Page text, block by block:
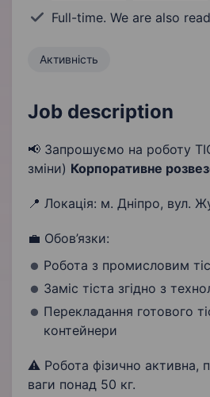
Full-time. We are also
Активність
Job description
📢 Запрошуємо на роботу
зміни) Корпоративне
📍 Локація: м. Дніпро, вул.
💼 Обов’язки:
Робота з промисловим
Заміс тіста згідно з
Перекладання готового
контейнери
⚠️ Робота фізично активна,
ваги понад 50 кг.